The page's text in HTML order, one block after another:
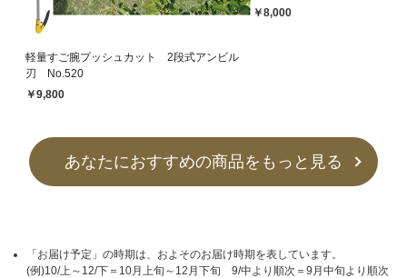
軽量すご腕プッシュカット 2段式アンビル
刃 No.520
￥9,800
￥8,000
あなたにおすすめの商品をもっと見る
「お届け予定」の時期は、およそのお届け時期を表しています。
(例)10/上～12/下＝10月上旬～12月下旬 9/中より順次＝9月中旬より順次